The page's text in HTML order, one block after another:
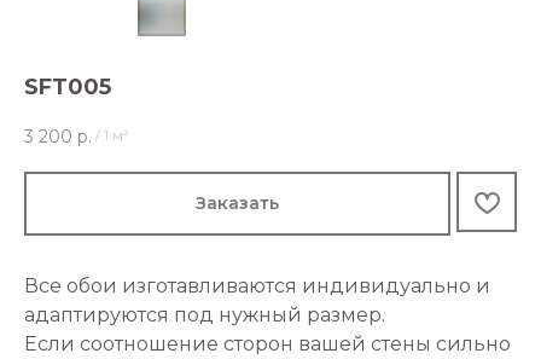
SFT005
3 200 р. / 1 м²
Заказать
Все обои изготавливаются индивидуально и
адаптируются под нужный размер.
Если соотношение сторон вашей стены сильно